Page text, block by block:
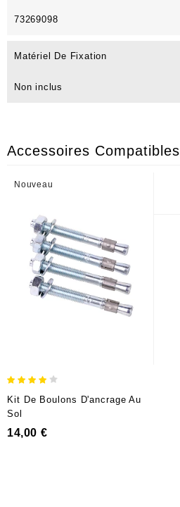
73269098
Matériel De Fixation
Non inclus
Accessoires Compatibles
Nouveau
Kit De Boulons D'ancrage Au
Sol
Prix
14,00 €